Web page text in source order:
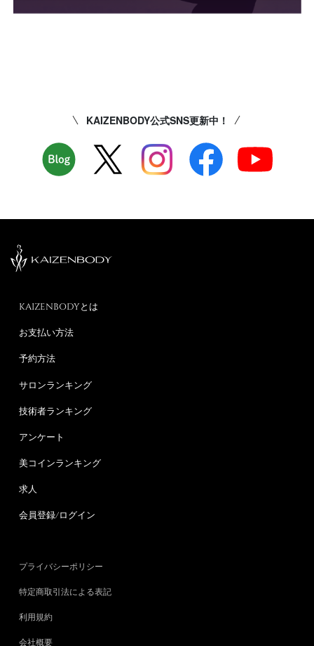
KAIZENBODY公式SNS更新中！
KAIZENBODYとは
お支払い方法
予約方法
サロンランキング
技術者ランキング
アンケート
美コインランキング
求人
会員登録/ログイン
プライバシーポリシー
特定商取引法による表記
利用規約
会社概要